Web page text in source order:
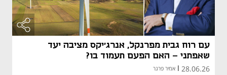
עם רוח גבית מפרנקל, אנרג'יקס מציבה יעד
שאפתני - האם הפעם תעמוד בו?
28.06.26
| אמיר פרגר